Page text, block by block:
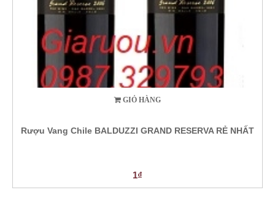
GIỎ HÀNG
Rượu Vang Chile BALDUZZI GRAND RESERVA RẺ NHẤT
1₫